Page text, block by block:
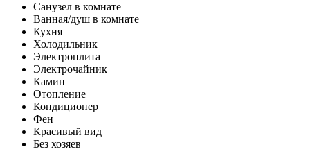
Санузел в комнате
Ванная/душ в комнате
Кухня
Холодильник
Электроплита
Электрочайник
Камин
Отопление
Кондиционер
Фен
Красивый вид
Без хозяев